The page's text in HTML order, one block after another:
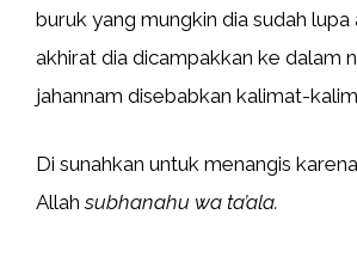
buruk yang mungkin dia sudah lupa
akhirat dia dicampakkan ke dalam
jahannam disebabkan kalimat-
Di sunahkan untuk menangis
Allahsubhanahu wa ta’ala.